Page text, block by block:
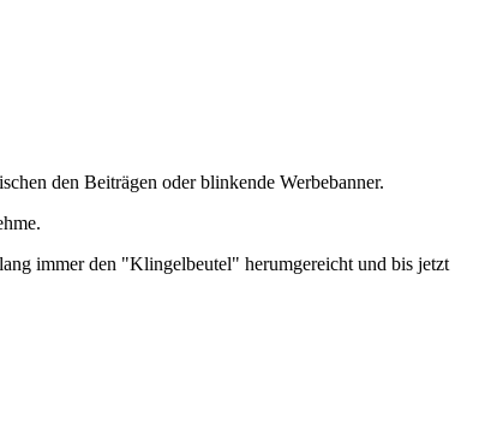
den Beiträgen oder blinkende Werbebanner.
immer den "Klingelbeutel" herumgereicht und bis jetzt